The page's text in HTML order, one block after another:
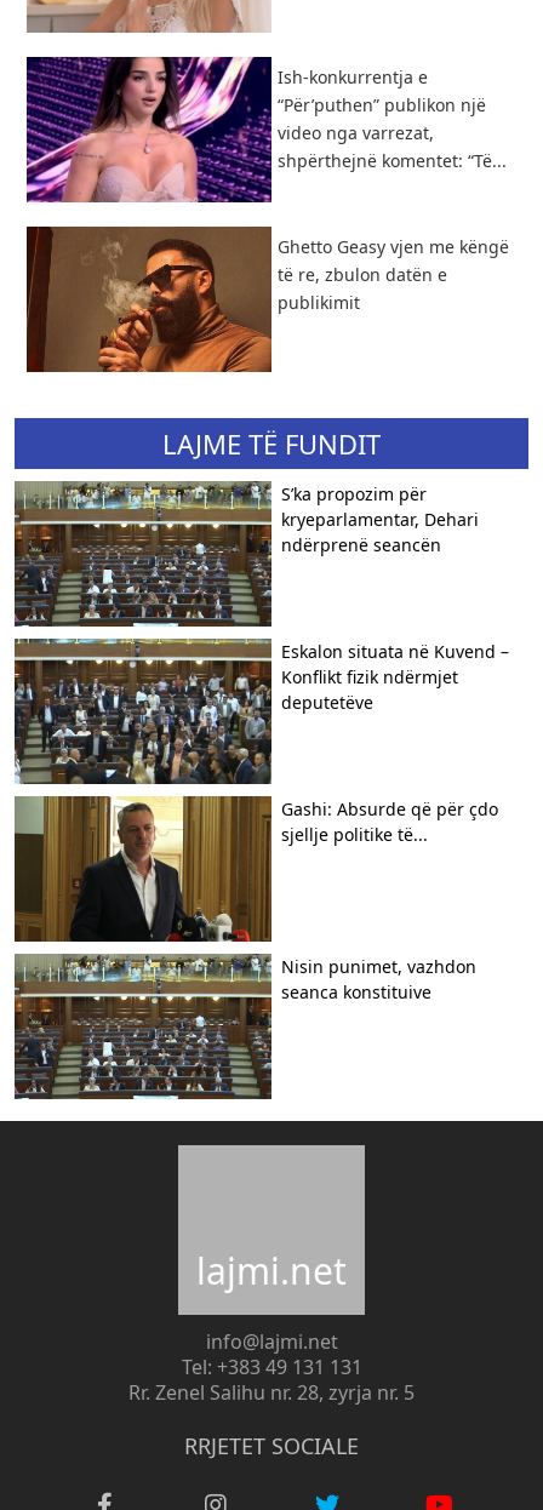
Ish-konkurrentja e
“Për’puthen” publikon një
video nga varrezat,
shpërthejnë komentet: “Të...
Ghetto Geasy vjen me këngë
të re, zbulon datën e
publikimit
LAJME TË FUNDIT
S’ka propozim për
kryeparlamentar, Dehari
ndërprenë seancën
Eskalon situata në Kuvend –
Konflikt fizik ndërmjet
deputetëve
Gashi: Absurde që për çdo
sjellje politike të...
Nisin punimet, vazhdon
seanca konstituive
lajmi.net
info@lajmi.net
Tel: +383 49 131 131
Rr. Zenel Salihu nr. 28, zyrja nr. 5
RRJETET SOCIALE